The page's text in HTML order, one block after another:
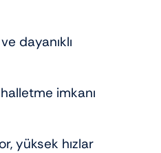
dayanıklı
imkanı
hızlar ve